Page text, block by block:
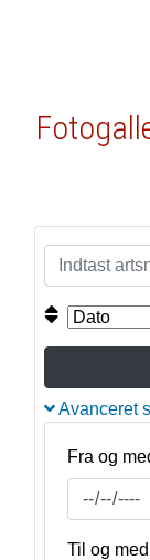
Avanceret
Fra og
Til og med